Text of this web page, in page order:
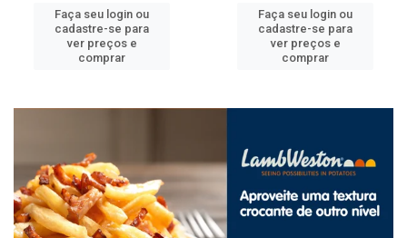
Faça seu login ou
cadastre-se para
ver preços e
comprar
Faça seu login ou
cadastre-se para
ver preços e
comprar